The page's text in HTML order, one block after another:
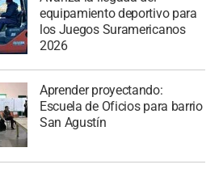
equipamiento deportivo para
los Juegos Suramericanos
2026
Aprender proyectando:
Escuela de Oficios para barrio
San Agustín